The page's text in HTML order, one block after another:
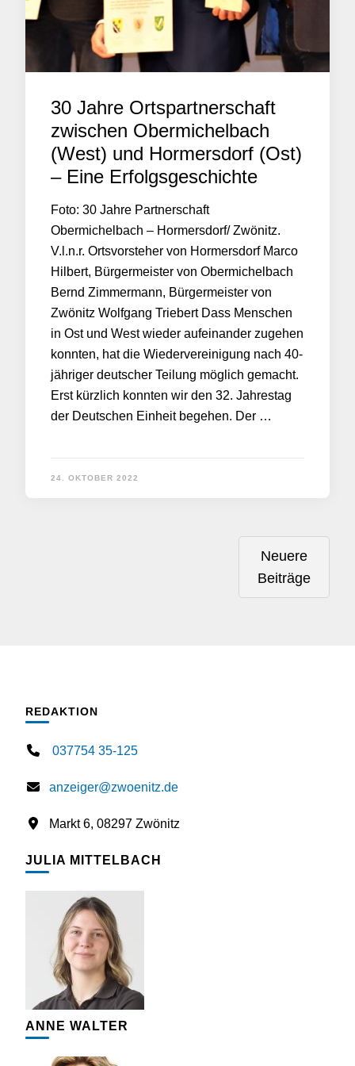
30 Jahre Ortspartnerschaft
zwischen Obermichelbach
(West) und Hormersdorf (Ost)
– Eine Erfolgsgeschichte
Foto: 30 Jahre Partnerschaft
Obermichelbach – Hormersdorf/ Zwönitz.
V.l.n.r. Ortsvorsteher von Hormersdorf Marco
Hilbert, Bürgermeister von Obermichelbach
Bernd Zimmermann, Bürgermeister von
Zwönitz Wolfgang Triebert Dass Menschen
in Ost und West wieder aufeinander zugehen
konnten, hat die Wiedervereinigung nach 40-
jähriger deutscher Teilung möglich gemacht.
Erst kürzlich konnten wir den 32. Jahrestag
der Deutschen Einheit begehen. Der …
24. OKTOBER 2022
Neuere
Beiträge
REDAKTION
037754 35-125
anzeiger@zwoenitz.de
Markt 6, 08297 Zwönitz
JULIA MITTELBACH
ANNE WALTER